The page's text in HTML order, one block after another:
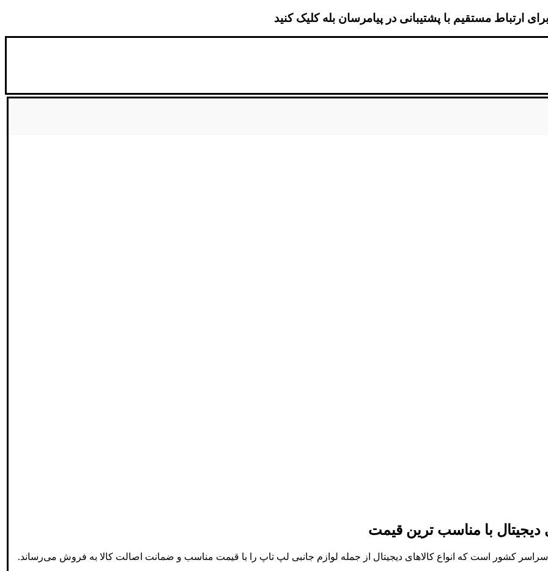
برای ارتباط مستقیم با پشتیبانی در پیامرسان بله کلیک کنید
دیجیتال با مناسب ترین قیمت
سراسر کشور است که انواع کالاهای دیجیتال از جمله لوازم جانبی لپ تاپ را با قیمت مناسب و ضمانت اصالت کالا به فروش می‌رساند.